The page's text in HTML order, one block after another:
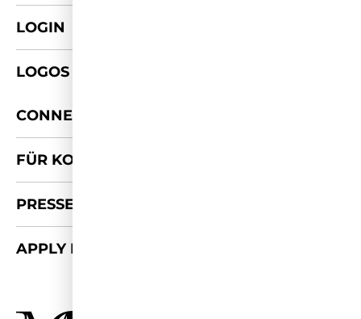
LOGIN
LOGOS & FOTOS
CONNECT
FÜR KOOPERATIONEN
PRESSE-KIT
APPLY FOR 2026/27